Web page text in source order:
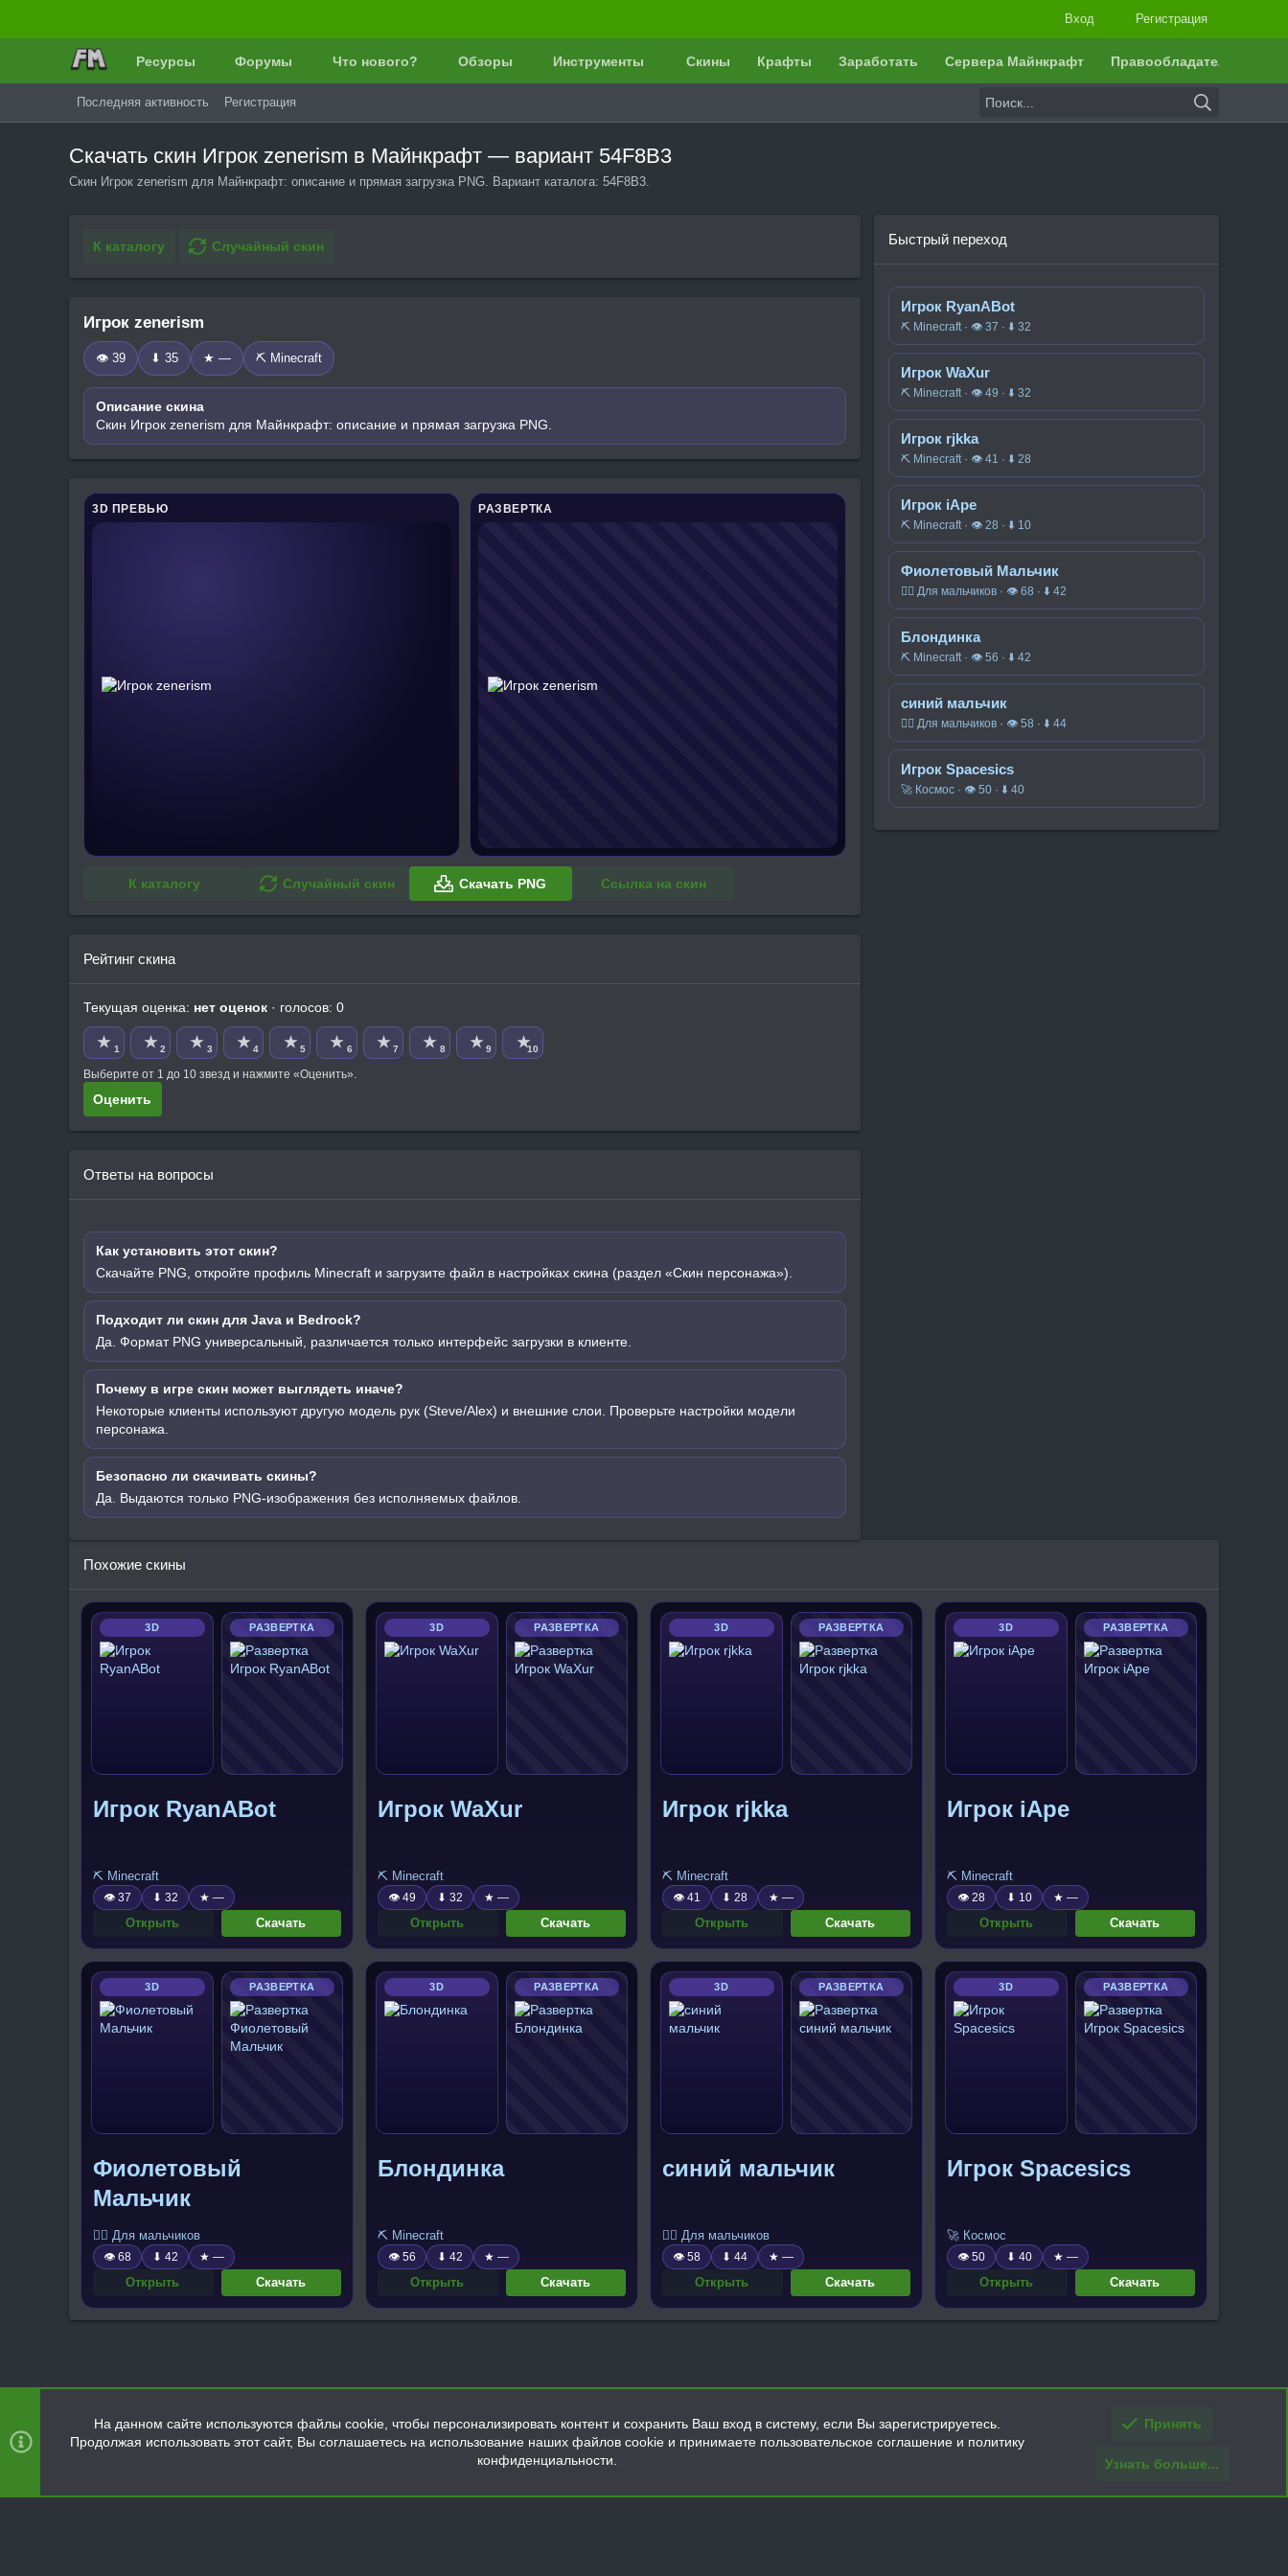
Вход Регистрация
Ресурсы Форумы Что нового? Обзоры Инструменты Скины Крафты Заработать Сервера Майнкрафт Правообладателям
Последняя активность Регистрация
Скачать скин Игрок zenerism в Майнкрафт — вариант 54F8B3
Скин Игрок zenerism для Майнкрафт: описание и прямая загрузка PNG. Вариант каталога: 54F8B3.
К каталогу Случайный скин
Игрок zenerism
👁 39 ⬇ 35 ★ — ⛏️ Minecraft
Описание скина
Скин Игрок zenerism для Майнкрафт: описание и прямая загрузка PNG.
3D ПРЕВЬЮ РАЗВЕРТКА
К каталогу Случайный скин Скачать PNG Ссылка на скин
Рейтинг скина
Текущая оценка: нет оценок · голосов: 0
★ 1 ★ 2 ★ 3 ★ 4 ★ 5 ★ 6 ★ 7 ★ 8 ★ 9 ★10
Выберите от 1 до 10 звезд и нажмите «Оценить».
Оценить
Ответы на вопросы
Как установить этот скин?
Скачайте PNG, откройте профиль Minecraft и загрузите файл в настройках скина (раздел «Скин персонажа»).
Подходит ли скин для Java и Bedrock?
Да. Формат PNG универсальный, различается только интерфейс загрузки в клиенте.
Почему в игре скин может выглядеть иначе?
Некоторые клиенты используют другую модель рук (Steve/Alex) и внешние слои. Проверьте настройки модели
персонажа.
Безопасно ли скачивать скины?
Да. Выдаются только PNG-изображения без исполняемых файлов.
Быстрый переход
Игрок RyanABot
⛏️ Minecraft · 👁 37 · ⬇ 32
Игрок WaXur
⛏️ Minecraft · 👁 49 · ⬇ 32
Игрок rjkka
⛏️ Minecraft · 👁 41 · ⬇ 28
Игрок iApe
⛏️ Minecraft · 👁 28 · ⬇ 10
Фиолетовый Мальчик
🧍‍♂️ Для мальчиков · 👁 68 · ⬇ 42
Блондинка
⛏️ Minecraft · 👁 56 · ⬇ 42
синий мальчик
🧍‍♂️ Для мальчиков · 👁 58 · ⬇ 44
Игрок Spacesics
🚀 Космос · 👁 50 · ⬇ 40
Похожие скины
3D РАЗВЕРТКА
Игрок RyanABot
⛏️ Minecraft
👁 37 ⬇ 32 ★ —
Открыть Скачать
3D РАЗВЕРТКА
Игрок WaXur
⛏️ Minecraft
👁 49 ⬇ 32 ★ —
Открыть Скачать
3D РАЗВЕРТКА
Игрок rjkka
⛏️ Minecraft
👁 41 ⬇ 28 ★ —
Открыть Скачать
3D РАЗВЕРТКА
Игрок iApe
⛏️ Minecraft
👁 28 ⬇ 10 ★ —
Открыть Скачать
3D РАЗВЕРТКА
Фиолетовый
Мальчик
🧍‍♂️ Для мальчиков
👁 68 ⬇ 42 ★ —
Открыть Скачать
3D РАЗВЕРТКА
Блондинка
⛏️ Minecraft
👁 56 ⬇ 42 ★ —
Открыть Скачать
3D РАЗВЕРТКА
синий мальчик
🧍‍♂️ Для мальчиков
👁 58 ⬇ 44 ★ —
Открыть Скачать
3D РАЗВЕРТКА
Игрок Spacesics
🚀 Космос
👁 50 ⬇ 40 ★ —
Открыть Скачать
Главная
R
S
На данном сайте используются файлы cookie, чтобы персонализировать контент и сохранить Ваш вход в систему, если Вы зарегистрируетесь.
Продолжая использовать этот сайт, Вы соглашаетесь на использование наших файлов cookie и принимаете пользовательское соглашение и политику
конфиденциальности.
Принять
Узнать больше...